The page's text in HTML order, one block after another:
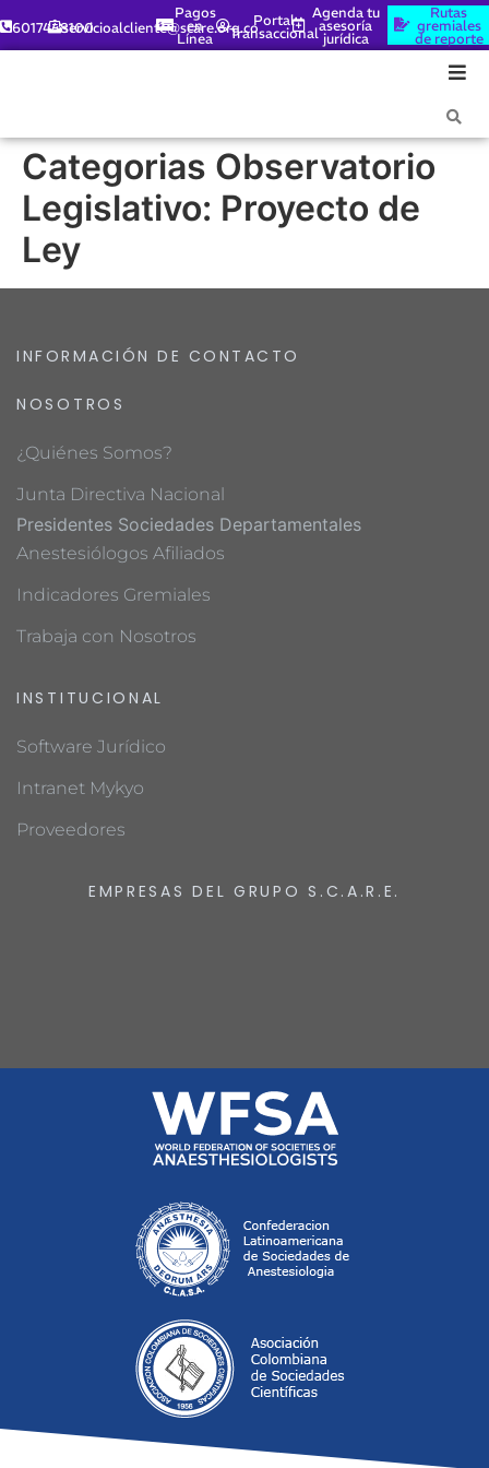
6017448100servicioalcliente@scare.org.co
Pagos
en
Línea
Portal
Transaccional
Agenda tu
asesoría
jurídica
Rutas
gremiales
de reporte
Categorias Observatorio
Legislativo: Proyecto de
Ley
INFORMACIÓN DE CONTACTO
NOSOTROS
¿Quiénes Somos?
Junta Directiva Nacional
Presidentes Sociedades Departamentales
Anestesiólogos Afiliados
Indicadores Gremiales
Trabaja con Nosotros
INSTITUCIONAL
Software Jurídico
Intranet Mykyo
Proveedores
EMPRESAS DEL GRUPO S.C.A.R.E.